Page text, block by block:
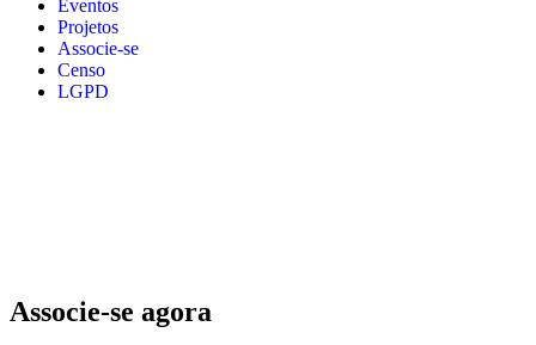
Eventos
Projetos
Associe-se
Censo
LGPD
Associe-se agora